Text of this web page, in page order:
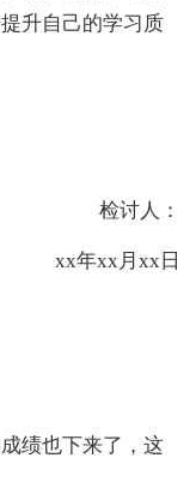
升自己的学习质
检讨人：
xx年xx月xx日
绩也下来了，这